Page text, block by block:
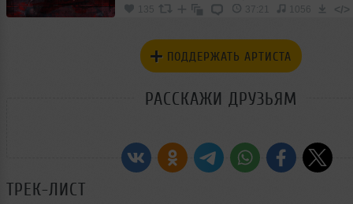
135 37:21 1056 </>
ПОДДЕРЖАТЬ АРТИСТА
РАССКАЖИ ДРУЗЬЯМ
ТРЕК-ЛИСТ